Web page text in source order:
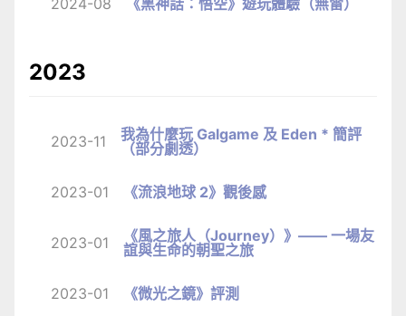
2023
2023-11
我為什麼玩 Galgame 及 Eden * 簡評
（部分劇透）
2023-01 《流浪地球 2》觀後感
2023-01
《風之旅人（Journey）》—— 一場友
誼與生命的朝聖之旅
2023-01 《微光之鏡》評測